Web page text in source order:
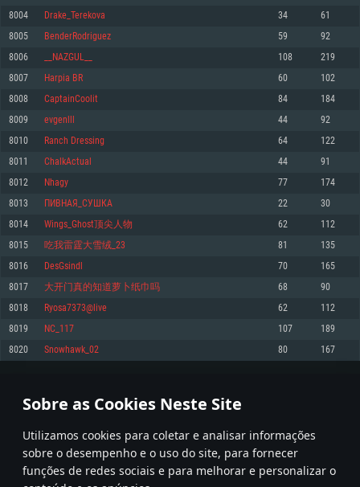
Sobre as Cookies Neste Site
Utilizamos cookies para coletar e analisar informações
sobre o desempenho e o uso do site, para fornecer
funções de redes sociais e para melhorar e personalizar o
Mínimo
Sistema Operativo: Windows 10 (64 bit)
Processador: Dual-Core 2.2 GHz
Memória: 4GB
Placa Gráfica: Placa com DirectX 11: AMD Radeon 77XX / NVIDIA GeForce
GTX 660. Resolução mínima suportada: 720p
Network: Internet de banda larga.
Disco: 23,1 GB
Recomendado
superior, Radeon RX 570 ou superior
Disco: 75,9 GB
Mínimo
Sistema Operativo: Mac OS Big Sur 11.0 ou versão mais recente
Processador: Core i5 2.2GHz mínimo (Intel Xeon não suportado)
Memória: 6 GB
Placa Gráfica: Intel Iris Pro 5200 (Mac), equivalentes AMD/Nvidia para Mac.
Resolução mínima suportada: 720p com suporte Metal.
Network: Internet de banda larga.
Disco: 21,5 GB
Recomendado
Network: Internet de banda larga.
Mínimo
Sistema Operativo: Distribuições mais modernas do Linux de 64bit
Processador: Dual-Core 2.4 GHz
Memória: 4 GB
Placa Gráfica: NVIDIA 660 com os drivers mais recentes (não mais de 6
meses) / equivalentes AMD com os drivers mais recentes com suporte
Vulkan (não mais de 6 meses); Resolução mínima suportada: 720p.
Network: Internet de banda larga.
Disco: 21,5 GB
Recomendado
Sistema Operativo: Ubuntu 20.04 64bit
Processador: Intel Core i7
Memória: 16 GB
Placa Gráfica: NVIDIA 1060 com os drivers mais recentes (não mais de 6
meses) / equivalentes AMD (Radeon RX 570) com os drivers mais recentes
Network: Internet de banda larga.
8004 Drake_Terekova 34 61
8005 BenderRodriguez 59 92
8006 __NAZGUL__ 108 219
8007 Harpia BR 60 102
8008 CaptainCoolit 84 184
8009 evgenlll 44 92
8010 Ranch Dressing 64 122
8011 ChalkActual 44 91
8012 Nhagy 77 174
8013 ПИВНАЯ_СУШКА 22 30
8014 Wings_Ghost顶尖人物 62 112
8015 吃我雷霆大雪绒_23 81 135
8016 DesGsindl 70 165
8017 大开门真的知道萝卜纸巾吗 68 90
8018 Ryosa7373@live 62 112
8019 NC_117 107 189
8020 Snowhawk_02 80 167